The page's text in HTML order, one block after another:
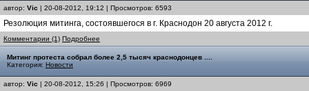
автор: Vic | 20-08-2012, 19:12 | Просмотров: 6593
Резолюция митинга, состоявшегося в г. Краснодон 20 августа 2012 г.
Комментарии (1) Подробнее
Митинг протеста собрал более 2,5 тысяч краснодонцев ....
Категория: Новости
автор: Vic | 20-08-2012, 15:26 | Просмотров: 6969